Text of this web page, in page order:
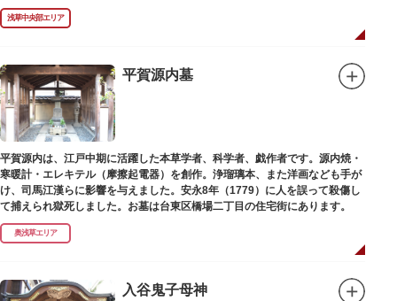
わる歴史が一目瞭然に理解できます。
浅草中央部エリア
平賀源内墓
平賀源内は、江戸中期に活躍した本草学者、科学者、戯作者です。源内焼・
寒暖計・エレキテル（摩擦起電器）を創作。浄瑠璃本、また洋画なども手が
け、司馬江漢らに影響を与えました。安永8年（1779）に人を誤って殺傷し
て捕えられ獄死しました。お墓は台東区橋場二丁目の住宅街にあります。
奥浅草エリア
入谷鬼子母神